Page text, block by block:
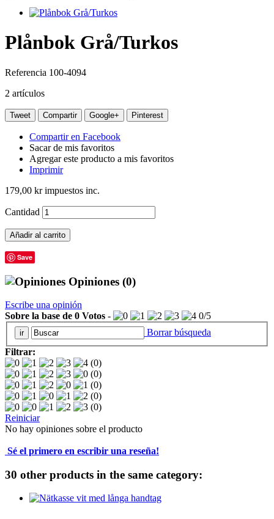
Plånbok Grå/Turkos
Referencia 100-4094
2 artículos
Tweet Compartir Google+ Pinterest
Compartir en Facebook
Sacar de mis favoritos
Agregar este producto a mis favoritos
Imprimir
179,00 krimpuestos inc.
Cantidad
Añadir al carrito
Save
Opiniones (0)
Escribe una opinión
Sobre la base de 0 Votos - 0/5
Borrar búsqueda
Filtrar:
(0)
(0)
(0)
(0)
(0)
Reiniciar
No hay opiniones sobre el producto
Sé el primero en escribir una reseña!
30 other products in the same category: